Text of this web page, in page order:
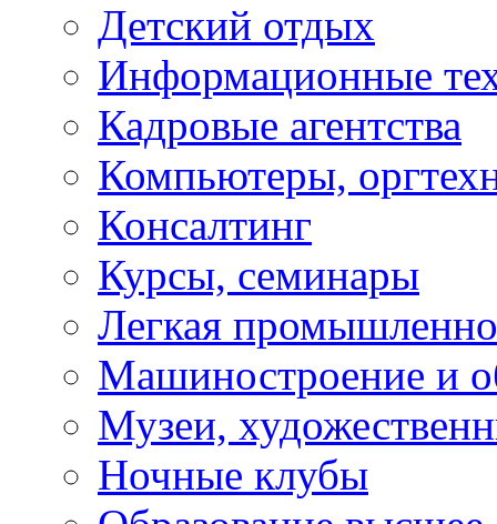
Детский отдых
Информационные
Кадровые агентства
Компьютеры,
Консалтинг
Курсы, семинары
Легкая
Машиностроение и
Музеи,
Ночные клубы